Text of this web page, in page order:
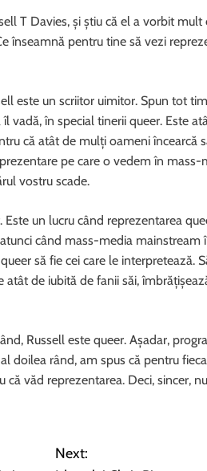
T Davies, și știu că el a vorbit
înseamnă pentru tine să vezi
este un scriitor uimitor. Spun tot
îl vadă, în special tinerii queer. Este
că atât de mulți oameni încearcă
pe care o vedem în
vostru scade.
un lucru când reprezentarea
când mass-media mainstream
să fie cei care le interpretează.
de iubită de fanii săi,
Russell este queer. Așadar,
doilea rând, am spus că pentru
văd reprezentarea. Deci, sincer,
Next: